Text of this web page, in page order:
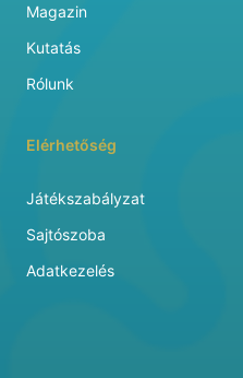
Magazin
Kutatás
Rólunk
Elérhetőség
Játékszabályzat
Sajtószoba
Adatkezelés